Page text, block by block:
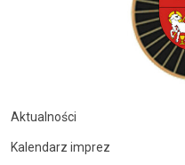
Aktualności
Kalendarz imprez